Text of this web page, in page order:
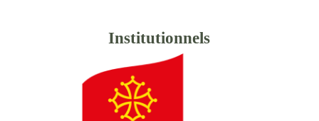
Institutionnels